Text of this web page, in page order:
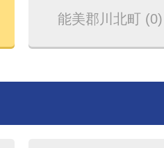
能美郡川北町 (0)